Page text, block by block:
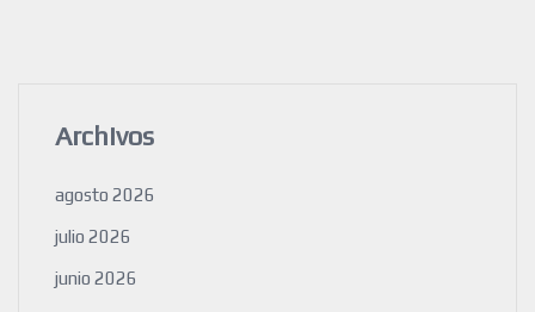
Archivos
agosto 2026
julio 2026
junio 2026